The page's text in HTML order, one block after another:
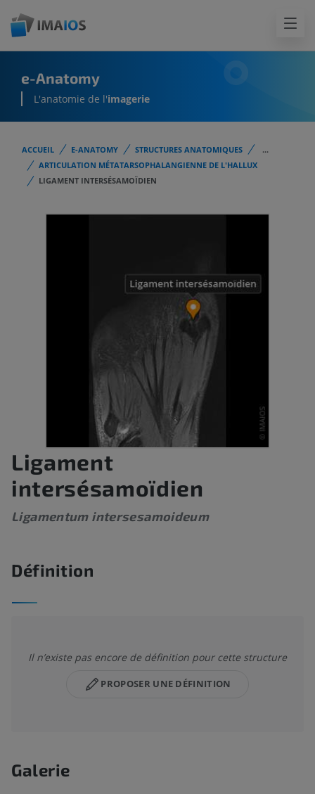
e-Anatomy
L'anatomie de l'imagerie
ACCUEIL E-ANATOMY STRUCTURES ANATOMIQUES
...
ARTICULATION MÉTATARSOPHALANGIENNE DE L'HALLUX
LIGAMENT INTERSÉSAMOÏDIEN
Ligament
intersésamoïdien
Ligamentum intersesamoideum
Définition
Il n’existe pas encore de définition pour cette structure
PROPOSER UNE DÉFINITION
Galerie